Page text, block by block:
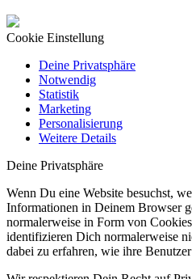
Cookie Einstellung
Deine Privatsphäre
Notwendig
Statistik
Marketing
Personalisierung
Weitere Details
Deine Privatsphäre
Wenn Du eine Website besuchst,
Informationen in Deinem Browser
normalerweise in Form von
identifizieren Dich normalerweise
dabei zu erfahren, wie ihre